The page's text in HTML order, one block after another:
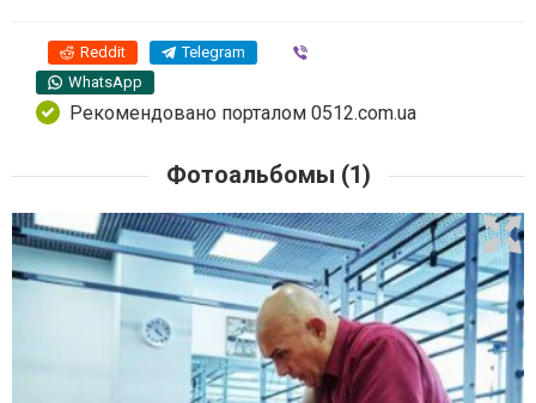
Reddit Telegram
WhatsApp
Рекомендовано порталом 0512.com.ua
Фотоальбомы (1)